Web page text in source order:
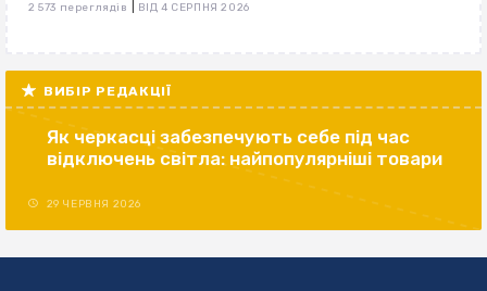
2 573 переглядів ВІД 4 СЕРПНЯ 2026
ВИБІР РЕДАКЦІЇ
Як черкасці забезпечують себе під час
відключень світла: найпопулярніші товари
29 ЧЕРВНЯ 2026